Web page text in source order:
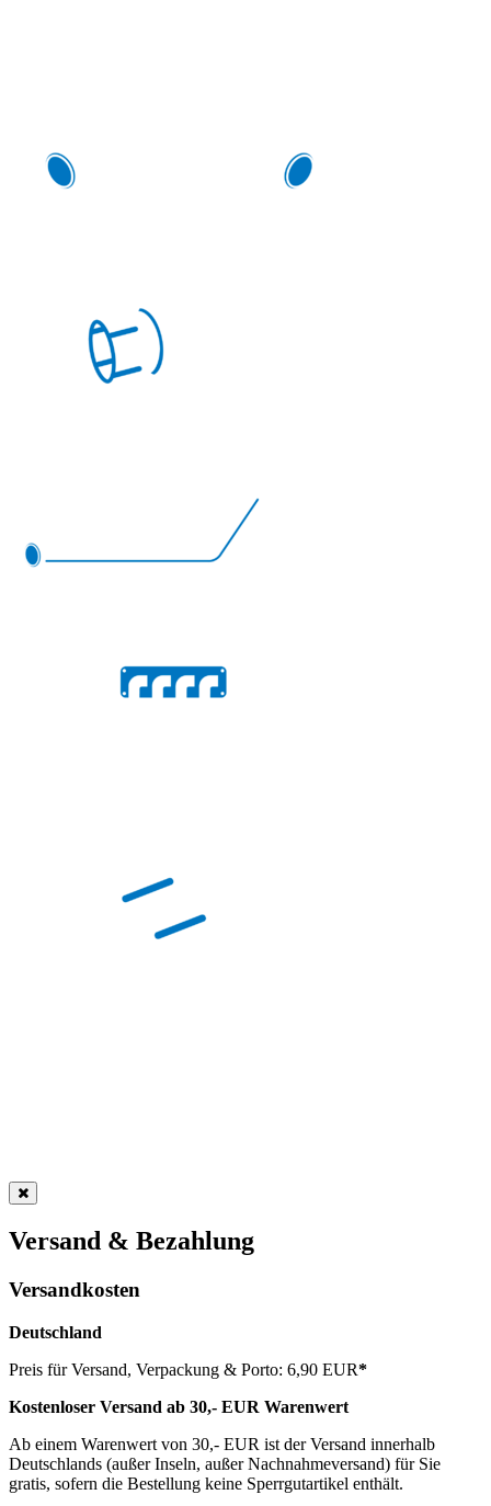
Versand & Bezahlung
Versandkosten
Deutschland
Preis für Versand, Verpackung & Porto: 6,90 EUR*
Kostenloser Versand ab 30,- EUR Warenwert
Ab einem Warenwert von 30,- EUR ist der Versand innerhalb
Deutschlands (außer Inseln, außer Nachnahmeversand) für Sie
gratis, sofern die Bestellung keine Sperrgutartikel enthält.